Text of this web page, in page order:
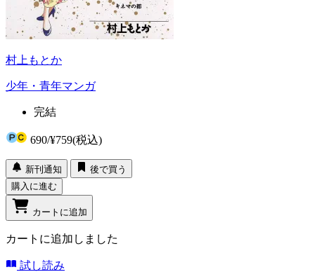
村上もとか
少年・青年マンガ
完結
690/¥759(税込)
新刊通知
後で買う
購入に進む
カートに追加
カートに追加しました
試し読み